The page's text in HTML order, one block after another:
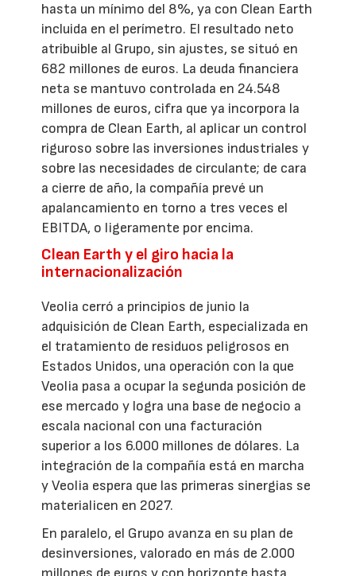
hasta un mínimo del 8%, ya con Clean Earth
incluida en el perímetro. El resultado neto
atribuible al Grupo, sin ajustes, se situó en
682 millones de euros. La deuda financiera
neta se mantuvo controlada en 24.548
millones de euros, cifra que ya incorpora la
compra de Clean Earth, al aplicar un control
riguroso sobre las inversiones industriales y
sobre las necesidades de circulante; de cara
a cierre de año, la compañía prevé un
apalancamiento en torno a tres veces el
EBITDA, o ligeramente por encima.
Clean Earth y el giro hacia la
internacionalización
Veolia cerró a principios de junio la
adquisición de Clean Earth, especializada en
el tratamiento de residuos peligrosos en
Estados Unidos, una operación con la que
Veolia pasa a ocupar la segunda posición de
ese mercado y logra una base de negocio a
escala nacional con una facturación
superior a los 6.000 millones de dólares. La
integración de la compañía está en marcha
y Veolia espera que las primeras sinergias se
materialicen en 2027.
En paralelo, el Grupo avanza en su plan de
desinversiones, valorado en más de 2.000